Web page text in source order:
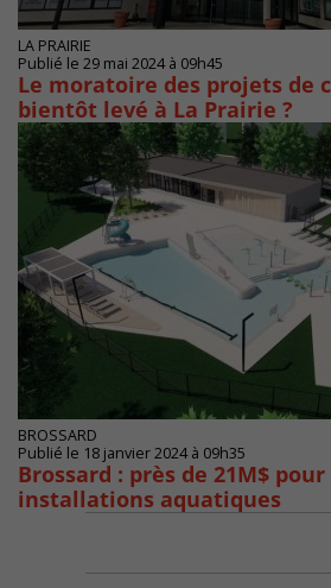
LA PRAIRIE
Publié le 29 mai 2024 à 09h45
Le moratoire des projets de
bientôt levé à La Prairie ?
BROSSARD
Publié le 18 janvier 2024 à 09h35
Brossard : près de 21M$
installations aquatiques